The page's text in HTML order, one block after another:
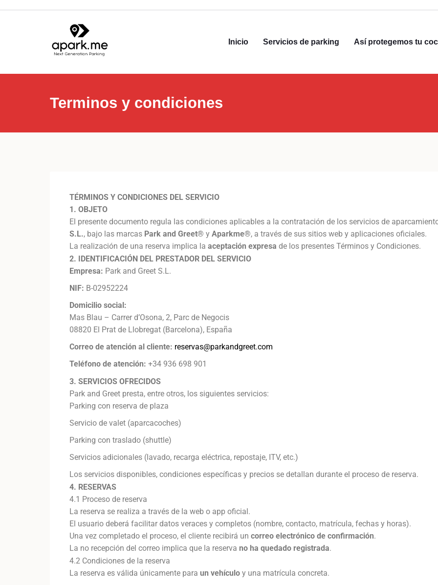
Inicio Servicios de parking Así protegemos tu
Terminos y condiciones
TÉRMINOS Y CONDICIONES DEL SERVICIO
1. OBJETO
El presente documento regula las condiciones aplicables a la contratación de los servicios de
S.L., bajo las marcas Park and Greet® y Aparkme®, a través de sus sitios web y aplicaciones oficiales.
La realización de una reserva implica la aceptación expresa de los presentes Términos y Condiciones.
2. IDENTIFICACIÓN DEL PRESTADOR DEL SERVICIO
Empresa: Park and Greet S.L.
NIF: B-02952224
Domicilio social:
Mas Blau – Carrer d’Osona, 2, Parc de Negocis
08820 El Prat de Llobregat (Barcelona), España
Correo de atención al cliente: reservas@parkandgreet.com
Teléfono de atención: +34 936 698 901
3. SERVICIOS OFRECIDOS
Park and Greet presta, entre otros, los siguientes servicios:
Parking con reserva de plaza
Servicio de valet (aparcacoches)
Parking con traslado (shuttle)
Servicios adicionales (lavado, recarga eléctrica, repostaje, ITV, etc.)
Los servicios disponibles, condiciones específicas y precios se detallan durante el proceso de reserva.
4. RESERVAS
4.1 Proceso de reserva
La reserva se realiza a través de la web o app oficial.
El usuario deberá facilitar datos veraces y completos (nombre, contacto, matrícula, fechas y horas).
Una vez completado el proceso, el cliente recibirá un correo electrónico de confirmación.
La no recepción del correo implica que la reserva no ha quedado registrada.
4.2 Condiciones de la reserva
La reserva es válida únicamente para un vehículo y una matrícula concreta.